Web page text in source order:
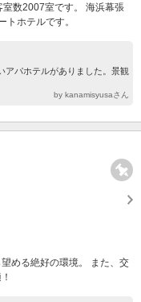
数2007室です。 海浜幕張
ホテルです。
アパホテルがありました。景観
by kanamisyusaさん
める絶好の環境。 また、交